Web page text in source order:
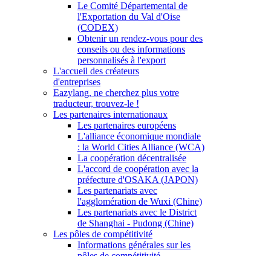
Le Comité Départemental de
l'Exportation du Val d'Oise
(CODEX)
Obtenir un rendez-vous pour des
conseils ou des informations
personnalisés à l'export
L'accueil des créateurs
d'entreprises
Eazylang, ne cherchez plus votre
traducteur, trouvez-le !
Les partenaires internationaux
Les partenaires européens
L'alliance économique mondiale
: la World Cities Alliance (WCA)
La coopération décentralisée
L'accord de coopération avec la
préfecture d'OSAKA (JAPON)
Les partenariats avec
l'agglomération de Wuxi (Chine)
Les partenariats avec le District
de Shanghai - Pudong (Chine)
Les pôles de compétitivité
Informations générales sur les